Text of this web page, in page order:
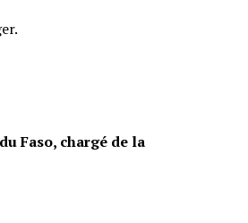
Faso, chargé de la